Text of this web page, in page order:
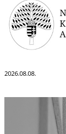
2026.08.08.